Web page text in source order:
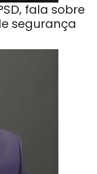
fala sobre
segurança